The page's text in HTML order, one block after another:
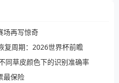
场再写惊奇
复周期：2026世界杯前瞻
同草皮颜色下的识别准确率
最保险